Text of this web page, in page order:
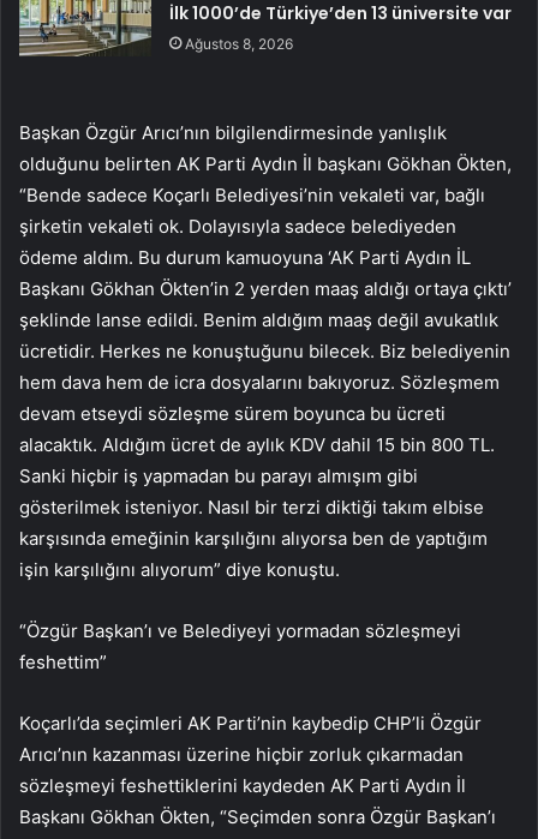
İlk 1000’de Türkiye’den 13 üniversite var
Ağustos 8, 2026
Başkan Özgür Arıcı’nın bilgilendirmesinde yanlışlık
olduğunu belirten AK Parti Aydın İl başkanı Gökhan Ökten,
“Bende sadece Koçarlı Belediyesi’nin vekaleti var, bağlı
şirketin vekaleti ok. Dolayısıyla sadece belediyeden
ödeme aldım. Bu durum kamuoyuna ‘AK Parti Aydın İL
Başkanı Gökhan Ökten’in 2 yerden maaş aldığı ortaya çıktı’
şeklinde lanse edildi. Benim aldığım maaş değil avukatlık
ücretidir. Herkes ne konuştuğunu bilecek. Biz belediyenin
hem dava hem de icra dosyalarını bakıyoruz. Sözleşmem
devam etseydi sözleşme sürem boyunca bu ücreti
alacaktık. Aldığım ücret de aylık KDV dahil 15 bin 800 TL.
Sanki hiçbir iş yapmadan bu parayı almışım gibi
gösterilmek isteniyor. Nasıl bir terzi diktiği takım elbise
karşısında emeğinin karşılığını alıyorsa ben de yaptığım
işin karşılığını alıyorum” diye konuştu.
“Özgür Başkan’ı ve Belediyeyi yormadan sözleşmeyi
feshettim”
Koçarlı’da seçimleri AK Parti’nin kaybedip CHP’li Özgür
Arıcı’nın kazanması üzerine hiçbir zorluk çıkarmadan
sözleşmeyi feshettiklerini kaydeden AK Parti Aydın İl
Başkanı Gökhan Ökten, “Seçimden sonra Özgür Başkan’ı